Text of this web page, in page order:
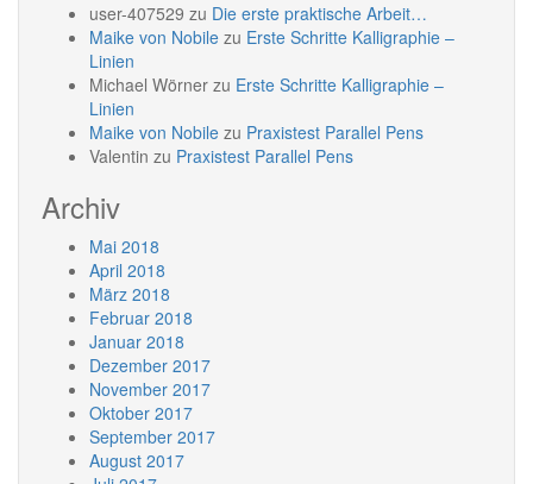
user-407529 zu Die erste praktische Arbeit…
Maike von Nobile zu Erste Schritte Kalligraphie –
Linien
Michael Wörner zu Erste Schritte Kalligraphie –
Linien
Maike von Nobile zu Praxistest Parallel Pens
Valentin zu Praxistest Parallel Pens
Archiv
Mai 2018
April 2018
März 2018
Februar 2018
Januar 2018
Dezember 2017
November 2017
Oktober 2017
September 2017
August 2017